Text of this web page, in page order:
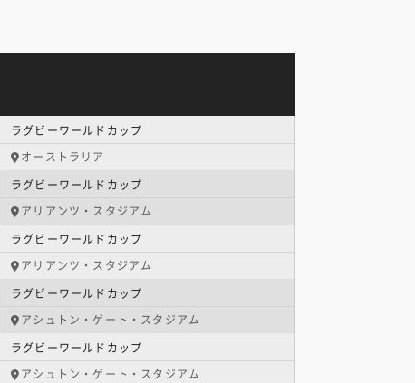
ラグビーワールドカップ
オーストラリア
ラグビーワールドカップ
アリアンツ・スタジアム
ラグビーワールドカップ
アリアンツ・スタジアム
ラグビーワールドカップ
アシュトン・ゲート・スタジアム
ラグビーワールドカップ
アシュトン・ゲート・スタジアム